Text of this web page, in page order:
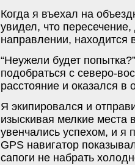
Когда я въехал на
увидел, что
направлении, находится
“Неужели будет
подобраться с северо-
расстояние и оказался в
Я экипировался и
изыскивая мелкие места
увенчались успехом, и
GPS навигатор
сапоги не набрать